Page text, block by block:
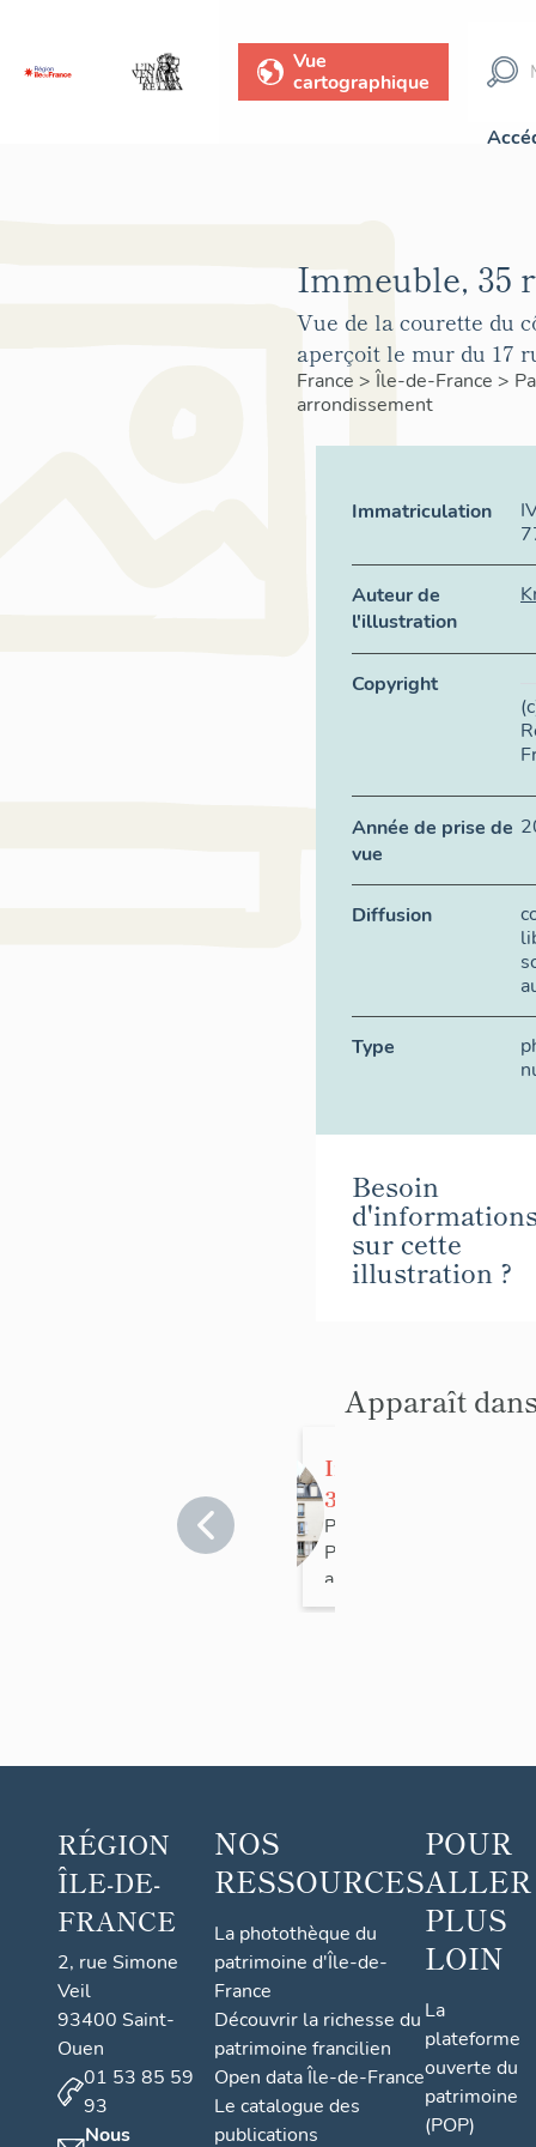
Vue
cartographique
Immeuble, 35
Vue de la courette du
aperçoit le mur du 17
France >Île-de-France >
arrondissement
Immatriculation
Auteur de
l'illustration
Copyright
Année de prise de
vue
Diffusion
Type
Besoin
sur cette
illustration ?
Apparaît
Immeuble,
35 rue
Boulard
Paris
Paris 14e
arrondissement
RÉGION
ÎLE-DE-
FRANCE
2, rue Simone
Veil
93400 Saint-
Ouen
01 53 85 59
93
Nous
NOS
RESSOURCES
La photothèque du
patrimoine d'Île-de-
France
Découvrir la richesse du
patrimoine francilien
Open data Île-de-France
Le catalogue des
publications
POUR
ALLER
PLUS
LOIN
La
plateforme
ouverte du
patrimoine
(POP)